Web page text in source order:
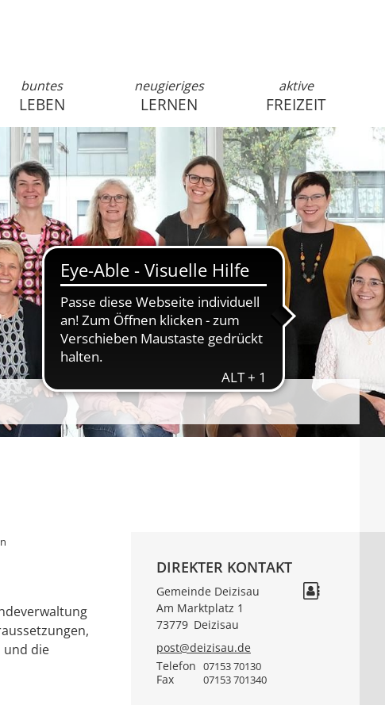
anmelden
buntes
LEBEN
neugieriges
LERNEN
aktive
FREIZEIT
und die
DIREKTER KONTAKT
Gemeinde Deizisau
Am Marktplatz 1
73779 Deizisau
post@deizisau.de
Telefon 07153 70130
Fax 07153 701340